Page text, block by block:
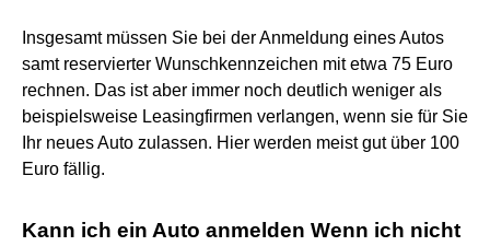
Insgesamt müssen Sie bei der Anmeldung eines Autos
samt reservierter Wunschkennzeichen mit etwa 75 Euro
rechnen. Das ist aber immer noch deutlich weniger als
beispielsweise Leasingfirmen verlangen, wenn sie für Sie
Ihr neues Auto zulassen. Hier werden meist gut über 100
Euro fällig.
Kann ich ein Auto anmelden Wenn ich nicht